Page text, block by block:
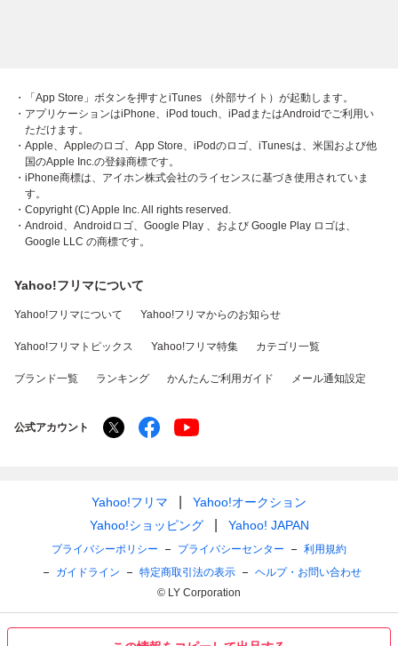
・「App Store」ボタンを押すとiTunes （外部サイト）が起動します。
・アプリケーションはiPhone、iPod touch、iPadまたはAndroidでご利用い
ただけます。
・Apple、Appleのロゴ、App Store、iPodのロゴ、iTunesは、米国および他
国のApple Inc.の登録商標です。
・iPhone商標は、アイホン株式会社のライセンスに基づき使用されていま
す。
・Copyright (C) Apple Inc. All rights reserved.
・Android、Androidロゴ、Google Play 、および Google Play ロゴは、
Google LLC の商標です。
Yahoo!フリマについて
Yahoo!フリマについて Yahoo!フリマからのお知らせ
Yahoo!フリマトピックス Yahoo!フリマ特集 カテゴリ一覧
ブランド一覧 ランキング かんたんご利用ガイド メール通知設定
公式アカウント
Yahoo!フリマ
Yahoo!オークション
Yahoo!ショッピング
Yahoo! JAPAN
プライバシーポリシー プライバシーセンター
利用規約
ガイドライン
特定商取引法の表示
ヘルプ・お問い合わせ
© LY Corporation